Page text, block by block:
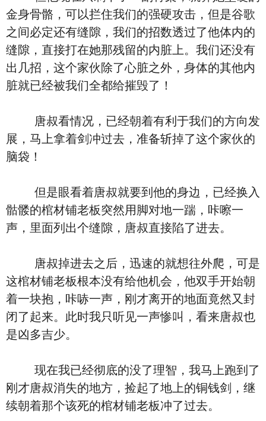
金身骨骼，可以拦住我们的强硬攻击，但是谷歌
之间必定还有缝隙，我们的招数透过了他体内的
缝隙，直接打在她那残留的内脏上。我们还没有
出几招，这个家伙除了心脏之外，身体的其他内
脏就已经被我们全都给摧毁了！
唐叔看情况，已经朝着有利于我们的方向发
展，马上拿着剑冲过去，准备斩掉了这个家伙的
脑袋！
但是眼看着唐叔就要到他的身边，已经换入
骷髅的棺材铺老板突然用脚对地一踹，咔嚓一
声，里面列出个缝隙，唐叔直接陷了进去。
唐叔掉进去之后，迅速的就想往外爬，可是
这棺材铺老板根本没有给他机会，他双手开始朝
着一块抱，咔哧一声，刚才离开的地面竟然又封
闭了起来。此时我只听见一声惨叫，看来唐叔也
是凶多吉少。
现在我已经彻底的没了理智，我马上跑到了
刚才唐叔消失的地方，捡起了地上的铜钱剑，继
续朝着那个该死的棺材铺老板冲了过去。